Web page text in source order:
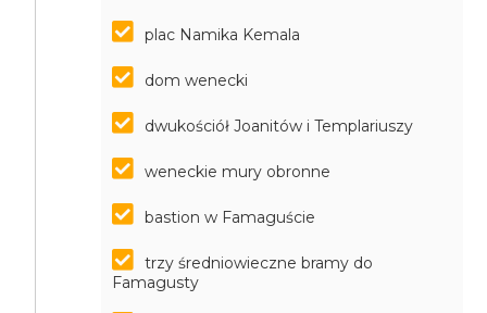
plac Namika Kemala
dom wenecki
dwukościół Joanitów i Templariuszy
weneckie mury obronne
bastion w Famaguście
trzy średniowieczne bramy do
Famagusty